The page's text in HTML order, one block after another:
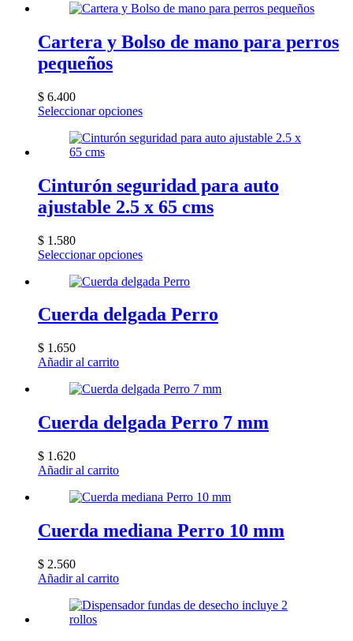
Cartera y Bolso de mano para perros
pequeños
$ 6.400
Seleccionar opcionesEste
tiene
Las
opciones
se
en
página
producto
Cinturón seguridad para auto
ajustable 2.5 x 65 cms
$ 1.580
Seleccionar opcionesEste
tiene
variantes.
Las
elegir
en
página
Cuerda delgada Perro
$ 1.650
Añadir al carrito
Cuerda delgada Perro 7 mm
$ 1.620
Añadir al carrito
Cuerda mediana Perro 10 mm
$ 2.560
Añadir al carrito